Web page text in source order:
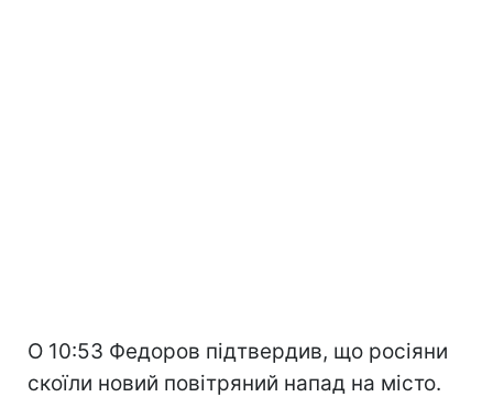
О 10:53 Федоров підтвердив, що росіяни
скоїли новий повітряний напад на місто.